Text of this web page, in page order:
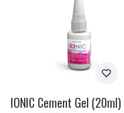
IONIC Cement Gel (20ml)